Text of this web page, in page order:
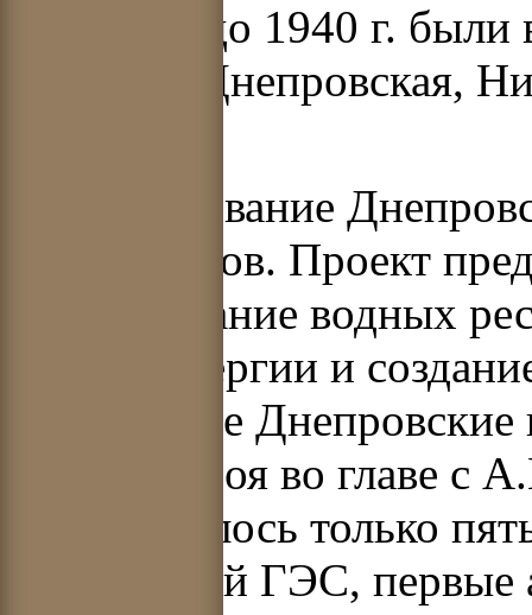
В период до 1940 г.
ГЭС, как Днепровская,
Проектирование
Александров. Проект
использование водных
электроэнергии и
знаменитые
Днепростроя во главе
потребовалось только
сооружений ГЭС, первые